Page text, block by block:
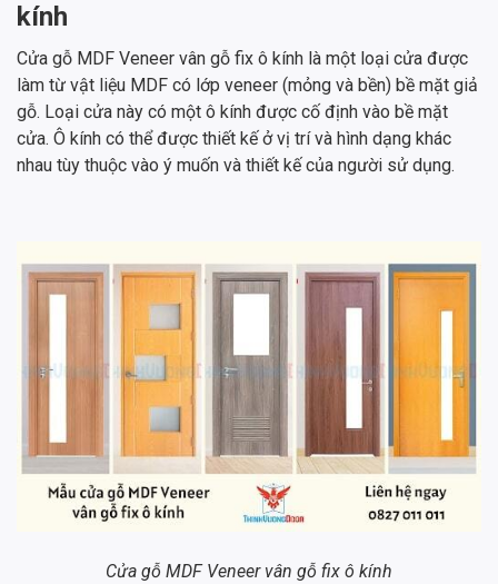
kính
Cửa gỗ MDF Veneer vân gỗ fix ô kính là một loại cửa được
làm từ vật liệu MDF có lớp veneer (mỏng và bền) bề mặt giả
gỗ. Loại cửa này có một ô kính được cố định vào bề mặt
cửa. Ô kính có thể được thiết kế ở vị trí và hình dạng khác
nhau tùy thuộc vào ý muốn và thiết kế của người sử dụng.
Cửa gỗ MDF Veneer vân gỗ fix ô kính